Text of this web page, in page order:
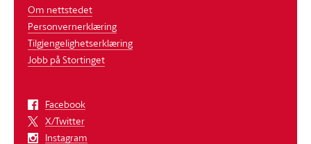
Om nettstedet
Personvernerklæring
Tilgjengelighetserklæring
Jobb på Stortinget
Facebook
X/Twitter
Instagram